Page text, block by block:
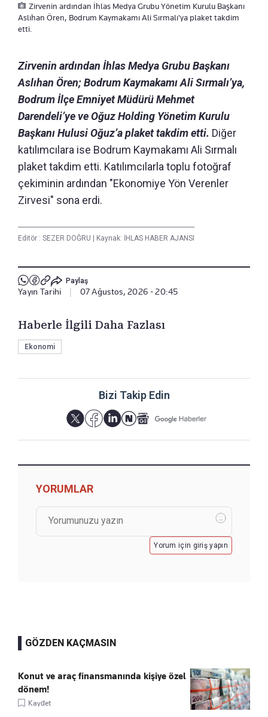
Zirvenin ardından İhlas Medya Grubu Yönetim Kurulu Başkanı
Aslıhan Ören, Bodrum Kaymakamı Ali Sırmalı'ya plaket takdim
etti.
Zirvenin ardından İhlas Medya Grubu Başkanı
Aslıhan Ören; Bodrum Kaymakamı Ali Sırmalı’ya,
Bodrum İlçe Emniyet Müdürü Mehmet
Darendeli’ye ve Oğuz Holding Yönetim Kurulu
Başkanı Hulusi Oğuz’a plaket takdim etti. Diğer
katılımcılara ise Bodrum Kaymakamı Ali Sırmalı
plaket takdim etti. Katılımcılarla toplu fotoğraf
çekiminin ardından "Ekonomiye Yön Verenler
Zirvesi" sona erdi.
Editör : SEZER DOĞRU Kaynak: İHLAS HABER AJANSI
Paylaş
Yayın Tarihi 07 Ağustos, 2026 - 20:45
Haberle İlgili Daha Fazlası
Ekonomi
Bizi Takip Edin
YORUMLAR
Yorum için giriş yapın
GÖZDEN KAÇMASIN
Konut ve araç finansmanında kişiye özel
dönem!
Kaydet